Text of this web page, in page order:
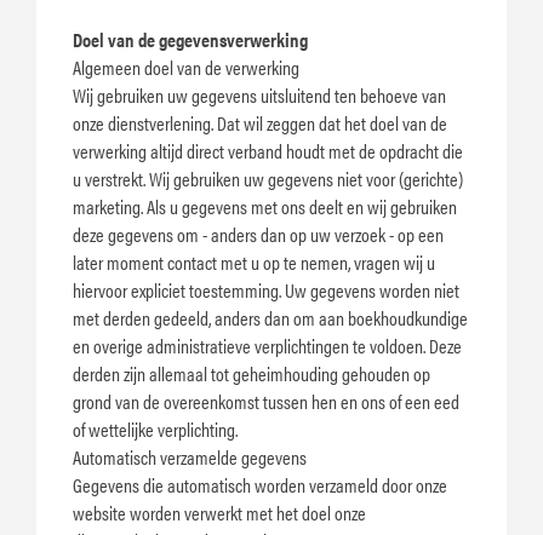
Doel van de gegevensverwerking
Algemeen doel van de verwerking
Wij gebruiken uw gegevens uitsluitend ten behoeve van
onze dienstverlening. Dat wil zeggen dat het doel van de
verwerking altijd direct verband houdt met de opdracht die
u verstrekt. Wij gebruiken uw gegevens niet voor (gerichte)
marketing. Als u gegevens met ons deelt en wij gebruiken
deze gegevens om - anders dan op uw verzoek - op een
later moment contact met u op te nemen, vragen wij u
hiervoor expliciet toestemming. Uw gegevens worden niet
met derden gedeeld, anders dan om aan boekhoudkundige
en overige administratieve verplichtingen te voldoen. Deze
derden zijn allemaal tot geheimhouding gehouden op
grond van de overeenkomst tussen hen en ons of een eed
of wettelijke verplichting.
Automatisch verzamelde gegevens
Gegevens die automatisch worden verzameld door onze
website worden verwerkt met het doel onze